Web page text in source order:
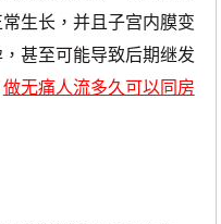
生长，并且子宫内膜变
甚至可能导致后期继发
做无痛人流多久可以同房